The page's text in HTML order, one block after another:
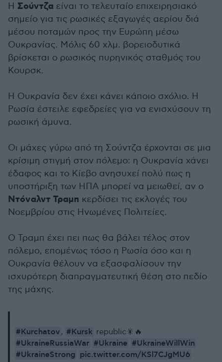
Η Σούντζα είναι το τελευταίο επιχειρησιακό
σημείο για τις ρωσικές εξαγωγές αερίου διά
μέσου ποταμών προς την Ευρώπη μέσω
Ουκρανίας. Μόλις 60 χλμ. βορειοδυτικά
βρίσκεται ο ρωσικός πυρηνικός σταθμός του
Κουρσκ.
Η Ουκρανία δεν έχει κάνει κάποιο σχόλιο. Η
Ρωσία έστειλε εφεδρείες για να ενισχύσουν τη
ρωσική άμυνα.
Οι μάχες γύρω από τη Σούντζα έρχονται σε μια
κρίσιμη στιγμή στον πόλεμο: η Ουκρανία χάνει
έδαφος και το Κίεβο ανησυχεί πολύ πως η
υποστήριξη των ΗΠΑ μπορεί να μειωθεί, αν ο
Ντόναλντ Τραμπ κερδίσει τις εκλογές του
Νοεμβρίου στις Ηνωμένες Πολιτείες.
Ο Τραμπ έχει πει πως θα βάλει τέλος στον
πόλεμο, επομένως τόσο η Ρωσία όσο και η
Ουκρανία θέλουν να εξασφαλίσουν την
ισχυρότερη διαπραγματευτική θέση στο πεδίο
της μάχης.
#Kurchatov, #Kursk republic🎇🔥
#UkraineRussiaWar️️ #Ukraine #UkraineWillWin
#UkraineStrong pic.twitter.com/KSl7CJgMU6